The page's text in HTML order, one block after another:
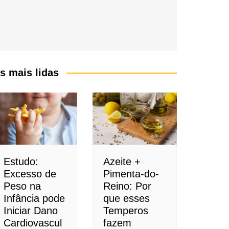
mais lidas
Estudo:
Excesso de
Peso na
Infância pode
Iniciar Dano
Cardiovascul
Azeite +
Pimenta-do-
Reino: Por
que esses
Temperos
fazem